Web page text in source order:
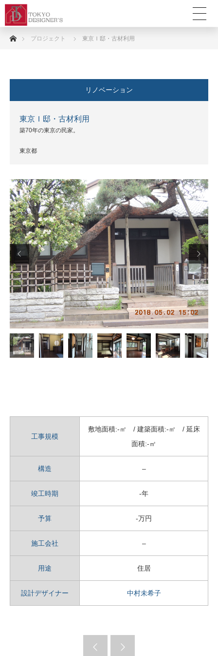
ホームプロジェクト 東京Ｉ邸・古材利用
リノベーション
東京Ｉ邸・古材利用
築70年の東京の民家。
東京都
 
工事規模
敷地面積:-㎡ / 建築面積:-㎡ / 延床
面積:-㎡
構造 –
竣工時期 -年
予算 -万円
施工会社 –
用途 住居
設計デザイナー 中村未希子